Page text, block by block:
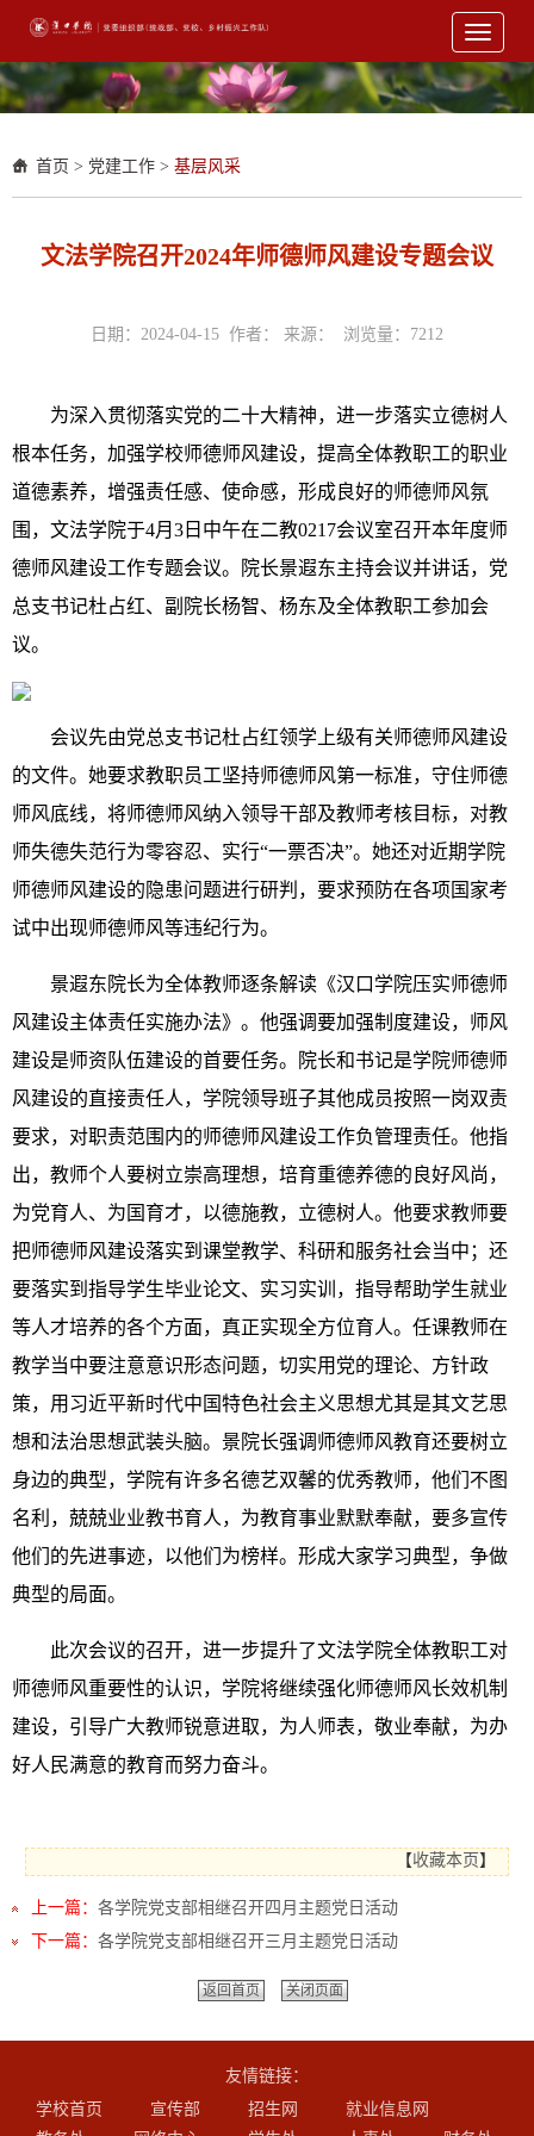
Toggle
首页 > 党建工作 > 基层风采
文法学院召开2024年师德师风建设专题会议
日期：2024-04-15 作者： 来源： 浏览量： 7212
为深入贯彻落实党的二十大精神，进一步落实立德树人
根本任务，加强学校师德师风建设，提高全体教职工的职业
道德素养，增强责任感、使命感，形成良好的师德师风氛
围，文法学院于4月3日中午在二教0217会议室召开本年度师
德师风建设工作专题会议。院长景遐东主持会议并讲话，党
总支书记杜占红、副院长杨智、杨东及全体教职工参加会
议。
会议先由党总支书记杜占红领学上级有关师德师风建设
的文件。她要求教职员工坚持师德师风第一标准，守住师德
师风底线，将师德师风纳入领导干部及教师考核目标，对教
师失德失范行为零容忍、实行“一票否决”。她还对近期学院
师德师风建设的隐患问题进行研判，要求预防在各项国家考
试中出现师德师风等违纪行为。
景遐东院长为全体教师逐条解读《汉口学院压实师德师
风建设主体责任实施办法》。他强调要加强制度建设，师风
建设是师资队伍建设的首要任务。院长和书记是学院师德师
风建设的直接责任人，学院领导班子其他成员按照一岗双责
要求，对职责范围内的师德师风建设工作负管理责任。他指
出，教师个人要树立崇高理想，培育重德养德的良好风尚，
为党育人、为国育才，以德施教，立德树人。他要求教师要
把师德师风建设落实到课堂教学、科研和服务社会当中；还
要落实到指导学生毕业论文、实习实训，指导帮助学生就业
等人才培养的各个方面，真正实现全方位育人。任课教师在
教学当中要注意意识形态问题，切实用党的理论、方针政
策，用习近平新时代中国特色社会主义思想尤其是其文艺思
想和法治思想武装头脑。景院长强调师德师风教育还要树立
身边的典型，学院有许多名德艺双馨的优秀教师，他们不图
名利，兢兢业业教书育人，为教育事业默默奉献，要多宣传
他们的先进事迹，以他们为榜样。形成大家学习典型，争做
典型的局面。
此次会议的召开，进一步提升了文法学院全体教职工对
师德师风重要性的认识，学院将继续强化师德师风长效机制
建设，引导广大教师锐意进取，为人师表，敬业奉献，为办
好人民满意的教育而努力奋斗。
【收藏本页】
上一篇： 各学院党支部相继召开四月主题党日活动
下一篇： 各学院党支部相继召开三月主题党日活动
返回首页 关闭页面
友情链接：
学校首页
宣传部 招生网
就业信息网